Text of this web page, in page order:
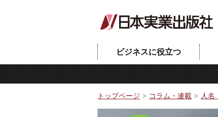
ビジネスに役立つ
トップページ コラム・連載 人名